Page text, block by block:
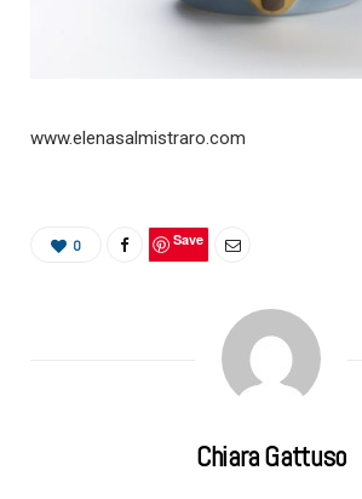
www.elenasalmistraro.com
0 Save
Chiara Gattuso